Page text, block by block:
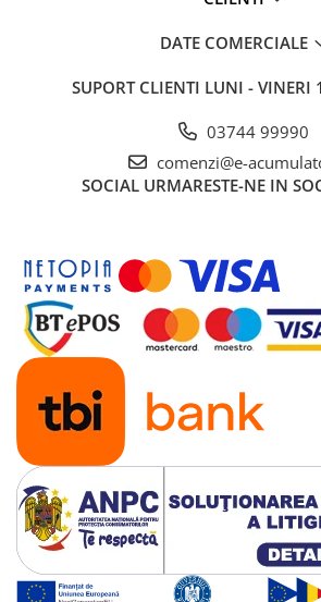
DATE COMERCIALE
SUPORT CLIENTI LUNI - VINERI
03744 99990
comenzi@e-
SOCIAL URMARESTE-NE IN